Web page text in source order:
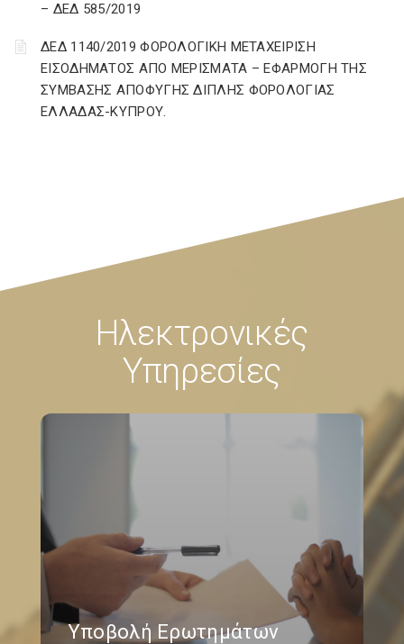
– ΔΕΔ 585/2019
ΔΕΔ 1140/2019 ΦΟΡΟΛΟΓΙΚΗ ΜΕΤΑΧΕΙΡΙΣΗ
ΕΙΣΟΔΗΜΑΤΟΣ ΑΠΟ ΜΕΡΙΣΜΑΤΑ – ΕΦΑΡΜΟΓΗ ΤΗΣ
ΣΥΜΒΑΣΗΣ ΑΠΟΦΥΓΗΣ ΔΙΠΛΗΣ ΦΟΡΟΛΟΓΙΑΣ
ΕΛΛΑΔΑΣ-ΚΥΠΡΟΥ.
Ηλεκτρονικές
Υπηρεσίες
Υποβολή Ερωτημάτων